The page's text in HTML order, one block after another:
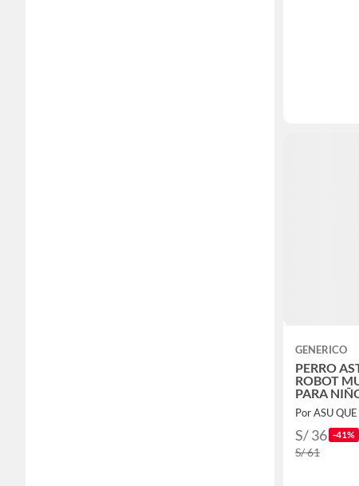
GENERICO
PERRO
ROBOT
PARA
Por ASU
S/ 36 -41%
S/ 61